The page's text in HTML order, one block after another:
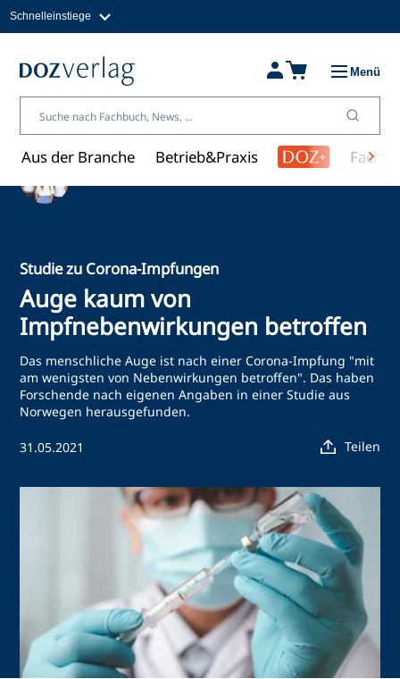
Inhalt
Schnelleinstiege
Fachbücher & Shop
Über uns
Menü
Aus der Branche Betrieb&Praxis
Studie zu Corona-Impfungen
Auge kaum von
Impfnebenwirkungen betroffen
Das menschliche Auge ist nach einer Corona-Impfung "mit
am wenigsten von Nebenwirkungen betroffen". Das haben
Forschende nach eigenen Angaben in einer Studie aus
Norwegen herausgefunden.
31.05.2021 Teilen